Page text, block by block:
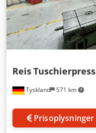
Tyskland 571 km
Reis
Prisoplysninger